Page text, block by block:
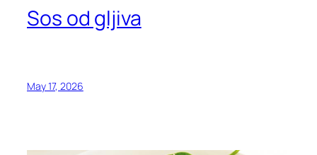
Sos od gljiva
May 17, 2026